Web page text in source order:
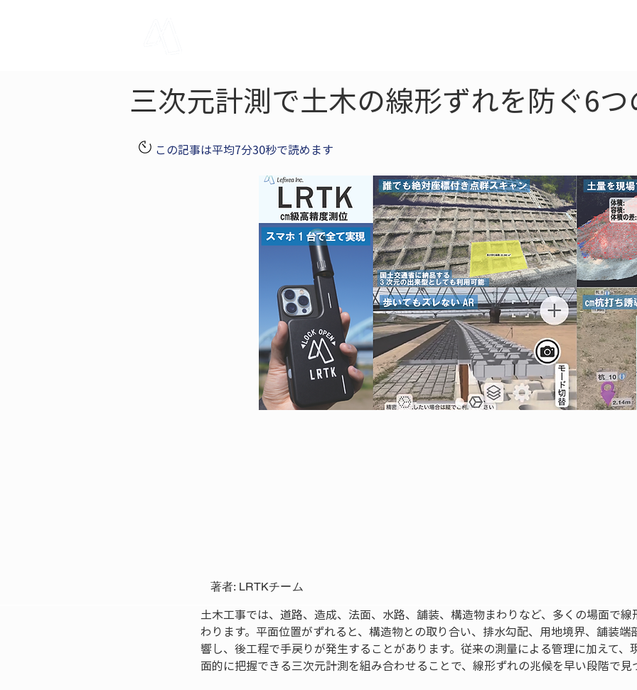
三次元計測で土木の線形ずれを防ぐ6
この記事は平均7分30秒で読めます
著者: LRTKチーム
土木工事では、道路、造成、法面、水路、舗装、構造物まわりなど、多くの場面で
わります。平面位置がずれると、構造物との取り合い、排水勾配、用地境界、舗装
響し、後工程で手戻りが発生することがあります。従来の測量による管理に加えて、
面的に把握できる三次元計測を組み合わせることで、線形ずれの兆候を早い段階で見